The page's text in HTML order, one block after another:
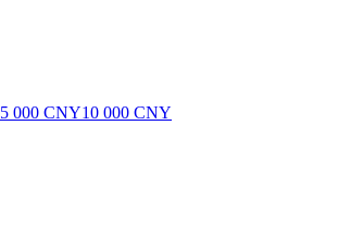
5 000 CNY10 000 CNY